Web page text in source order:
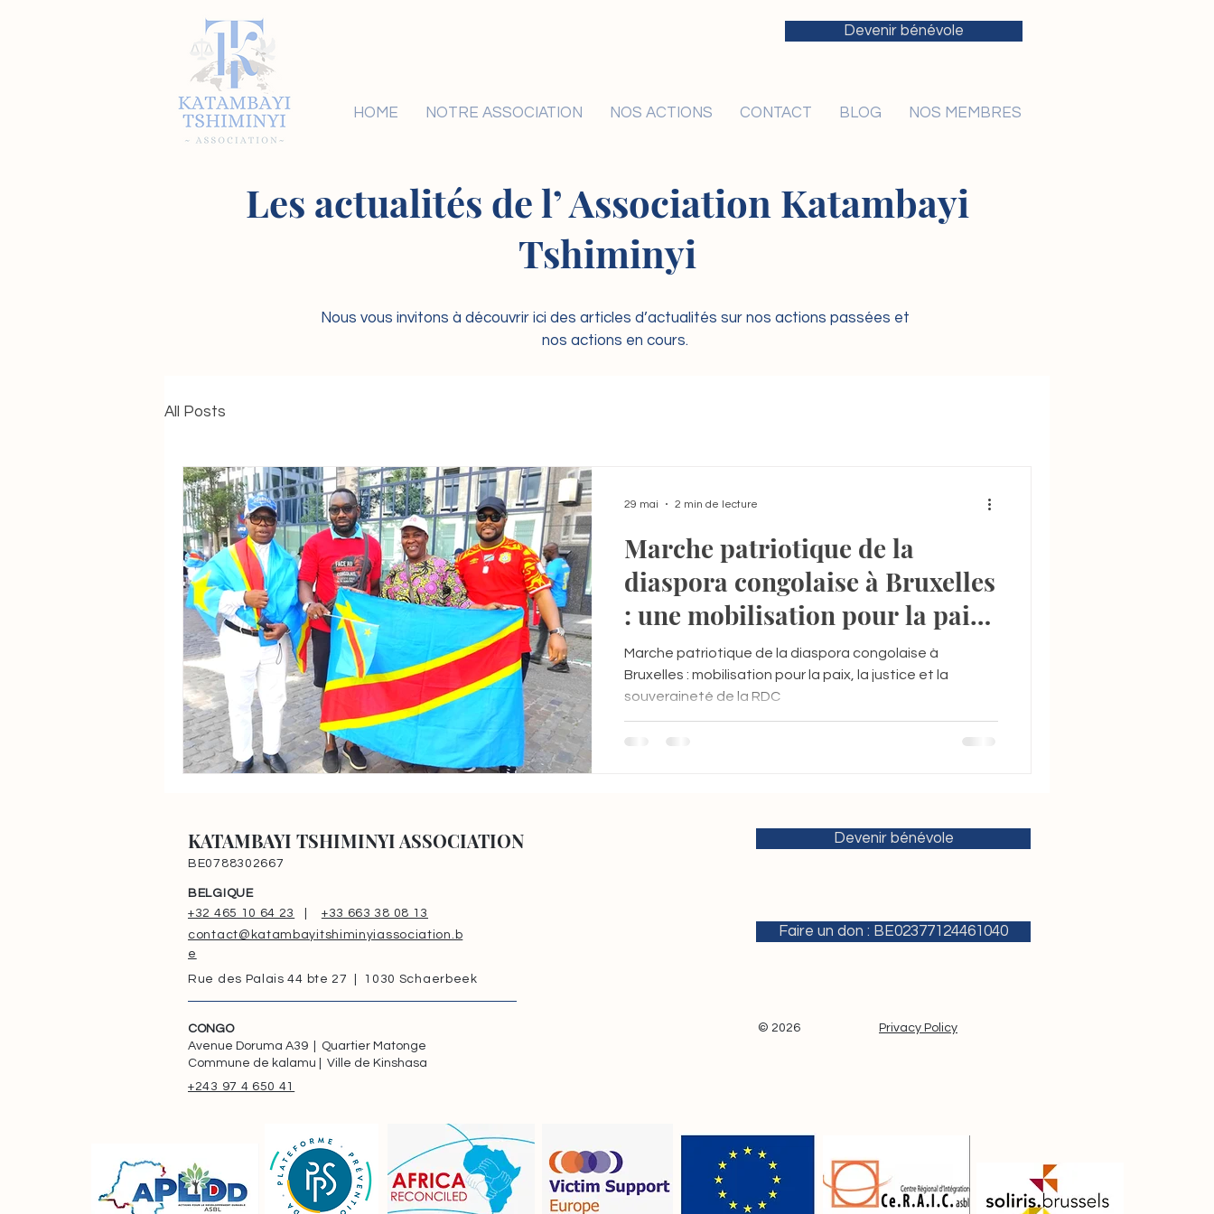
Devenir bénévole
HOME NOTRE ASSOCIATION NOS ACTIONS CONTACT BLOG NOS MEMBRES
Les actualités de l’ Association Katambayi
Tshiminyi
Nous vous invitons à découvrir ici des articles d’actualités sur nos actions passées et
nos actions en cours.
All Posts
Marche patriotique de la
diaspora congolaise à Bruxelles
: une mobilisation pour la paix,
l’unité et la souveraineté de la
RDC
Marche patriotique de la diaspora congolaise à
Bruxelles : mobilisation pour la paix, la justice et la
souveraineté de la RDC
29 mai 2 min de lecture
KATAMBAYI TSHIMINYI ASSOCIATION
BE0788302667
Devenir bénévole
BELGIQUE
+32 465 10 64 23
+33 663 38 08 13
contact@katambayitshiminyiassociation.b
e
Rue des Palais 44 bte 27 | 1030 Schaerbeek
Faire un don : BE02377124461040
CONGO
Avenue Doruma A39 | Quartier Matonge
Commune de kalamu | Ville de Kinshasa
© 2026 Privacy Policy
+243 97 4 650 41